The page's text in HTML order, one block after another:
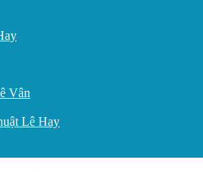
Vân
Lê Hay